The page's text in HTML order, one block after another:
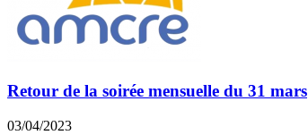
Retour de la soirée mensuelle du 31 mars
03/04/2023